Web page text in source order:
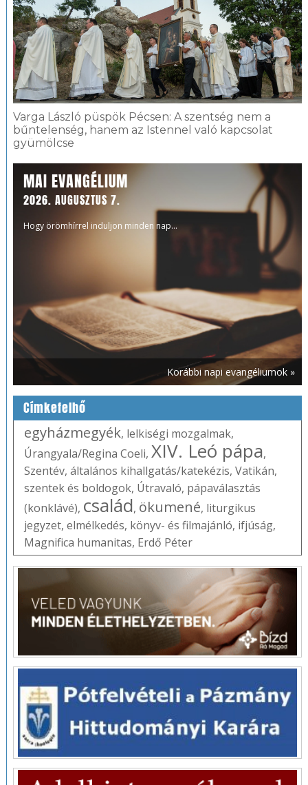
Varga László püspök Pécsen: A szentség nem a
bűntelenség, hanem az Istennel való kapcsolat
gyümölcse
MAI EVANGÉLIUM
2026. AUGUSZTUS 7.
Hogy örömhírrel induljon minden nap...
Korábbi napi evangéliumok »
Címkefelhő
egyházmegyék, lelkiségi mozgalmak,
Úrangyala/Regina Coeli, XIV. Leó pápa,
Szentév, általános kihallgatás/katekézis, Vatikán,
szentek és boldogok, Útravaló, pápaválasztás
(konklávé), család, ökumené, liturgikus
jegyzet, elmélkedés, könyv- és filmajánló, ifjúság,
Magnifica humanitas, Erdő Péter